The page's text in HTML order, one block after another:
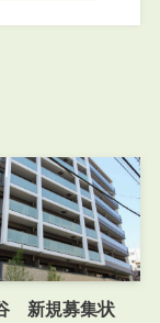
新規募集状